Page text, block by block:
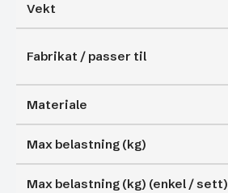
Vekt
Fabrikat / passer til
Materiale
Max belastning (kg)
Max belastning (kg) (enkel / sett)